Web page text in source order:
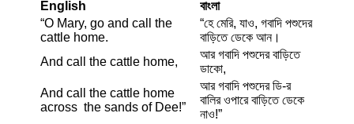
English
বাংলা
“O Mary, go and call the
cattle home.
“হে মেরি, যাও, গবাদি পশুদের
বাড়িতে ডেকে আন।
And call the cattle home,
আর গবাদি পশুদের বাড়িতে
ডাকো,
And call the cattle home
across the sands of Dee!”
আর গবাদি পশুদের ডি-র
বালির ওপারে বাড়িতে ডেকে
নাও!”